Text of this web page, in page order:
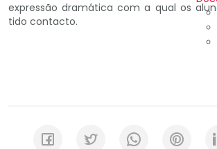
expressão dramática com a qual os
tido contacto.